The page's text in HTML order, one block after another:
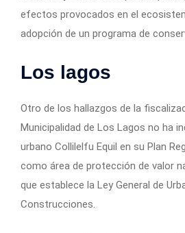
efectos provocados en el
adopción de un programa de
Los lagos
Otro de los hallazgos de la
Municipalidad de Los Lagos no ha
urbano Collilelfu Equil en su Plan
como área de protección de valor
que establece la Ley General de
Construcciones.